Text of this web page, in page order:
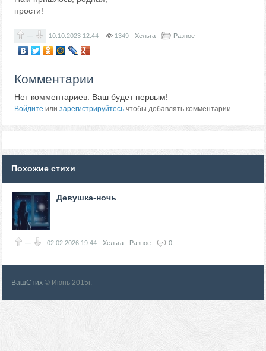
прости!
— 10.10.2023 12:44 1349 Хельга Разное
Комментарии
Нет комментариев. Ваш будет первым!
Войдите илизарегистрируйтесь чтобы добавлять комментарии
Похожие стихи
Девушка-ночь
— 02.02.2026 19:44 Хельга Разное 0
ВашСтих © Июнь 2015г.